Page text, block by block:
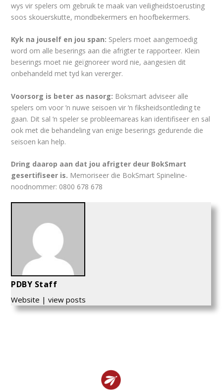
wys vir spelers om gebruik te maak van veiligheidstoerusting
soos skouerskutte, mondbekermers en hoofbekermers.
Kyk na jouself en jou span: Spelers moet aangemoedig
word om alle beserings aan die afrigter te rapporteer. Klein
beserings moet nie geïgnoreer word nie, aangesien dit
onbehandeld met tyd kan vererger.
Voorsorg is beter as nasorg: Boksmart adviseer alle
spelers om voor ’n nuwe seisoen vir ‘n fiksheidsontleding te
gaan. Dit sal ‘n speler se probleemareas kan identifiseer en sal
ook met die behandeling van enige beserings gedurende die
seisoen kan help.
Dring daarop aan dat jou afrigter deur BokSmart
gesertifiseer is. Memoriseer die BokSmart Spineline-
noodnommer: 0800 678 678
PDBY Staff
Website | view posts